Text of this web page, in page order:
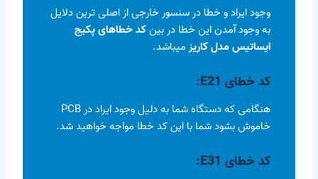
وجود ایراد و خطا در سنسور خارجی از اصلی ترین دلایل
به وجود آمدن این خطا در بینکد خطاهای پکیج
ایساتیس مدل کاریزمیباشد.
کد خطای E21
:
هنگامی که دستگاه شما به دلیل وجود ایراد در PCB
خاموش بشود شما با این کد خطا مواجه خواهید شد.
کد خطای E31 :